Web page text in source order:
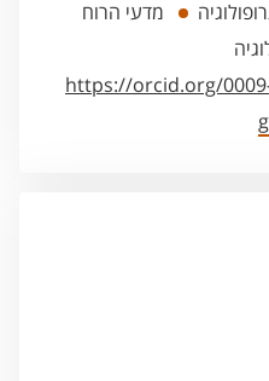
מדעי הרוח
https://orcid.org/